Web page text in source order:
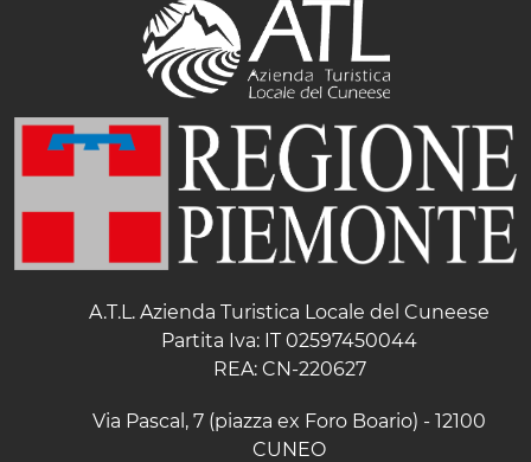
A.T.L. Azienda Turistica Locale del Cuneese
Partita Iva: IT 02597450044
REA: CN-220627
Via Pascal, 7 (piazza ex Foro Boario) - 12100
CUNEO